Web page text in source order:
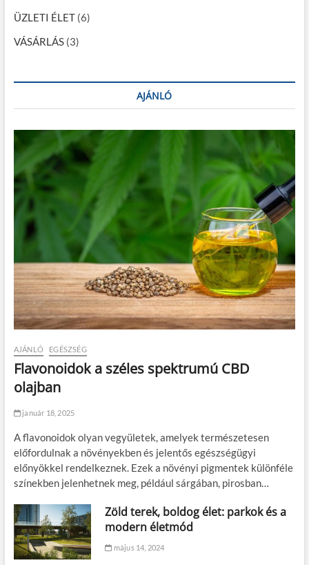
ÜZLETI ÉLET(6)
VÁSÁRLÁS(3)
AJÁNLÓ
AJÁNLÓ EGÉSZSÉG
Flavonoidok a széles spektrumú CBD
olajban
január 18, 2025
A flavonoidok olyan vegyületek, amelyek természetesen
előfordulnak a növényekben és jelentős egészségügyi
előnyökkel rendelkeznek. Ezek a növényi pigmentek különféle
színekben jelenhetnek meg, például sárgában, pirosban…
Zöld terek, boldog élet: parkok és a
modern életmód
május 14, 2024